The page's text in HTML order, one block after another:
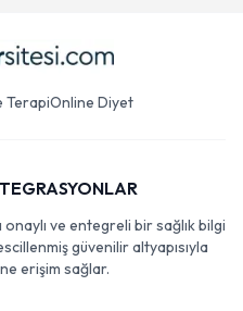
TerapiOnline Diyet
ve entegreli bir sağlık bilgi
güvenilir altyapısıyla
erişim sağlar.